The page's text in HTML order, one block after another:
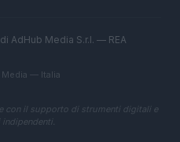
AdHub Media S.r.l. — REA
— Italia
con il supporto di strumenti digitali e